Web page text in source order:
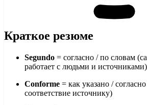
Краткое резюме
Segundo = согласно / по словам
работает с людьми и источниками)
Conforme = как указано /
соответствие источнику)